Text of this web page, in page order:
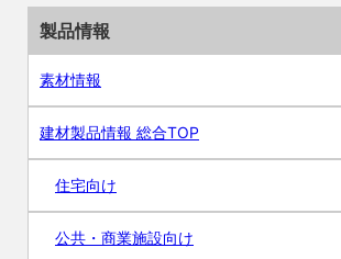
製品情報
素材情報
建材製品情報 総合TOP
住宅向け
公共・商業施設向け